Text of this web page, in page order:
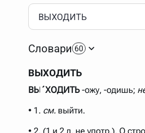
Как пользоваться онлайн-
Прежде всего, начните вводить
Если точное написание слова
Для более сложных случаев
В сложных запросах тоже
Словари 60
ВЫХОДИТЬ
ВЫ´ХОДИТЬ-ожу, -одишь;
• 1. см. выйти.
• 2. (1 и 2 л. не употр.). О